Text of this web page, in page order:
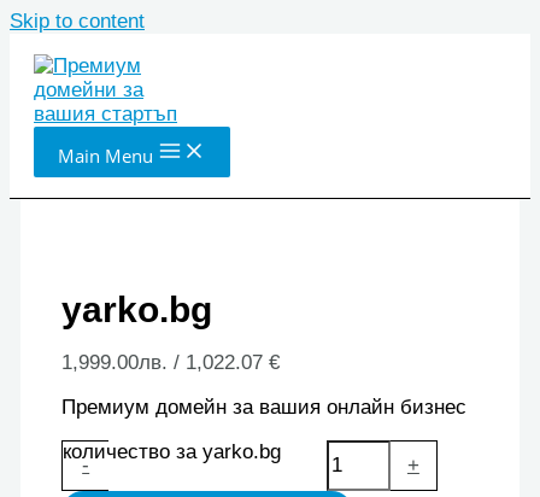
Skip to content
Main Menu
yarko.bg
1,999.00лв. / 1,022.07 €
Премиум домейн за вашия онлайн бизнес
-
количество за yarko.bg
+